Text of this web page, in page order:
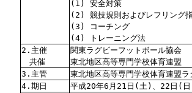
(1) 安全対策
(2) 競技規則およびレフリング
(3) コーチング
(4) トレーニング法
2.主催
関東ラグビーフットボール協会
共催
東北地区高等専門学校体育連盟
3.主管
東北地区高等専門学校体育連盟
4.期日
平成20年6月21日(土)、22日(